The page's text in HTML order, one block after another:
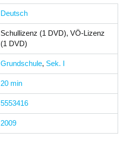
Deutsch
Schullizenz (1 DVD), VÖ-Lizenz
(1 DVD)
Grundschule, Sek. I
20 min
5553416
2009